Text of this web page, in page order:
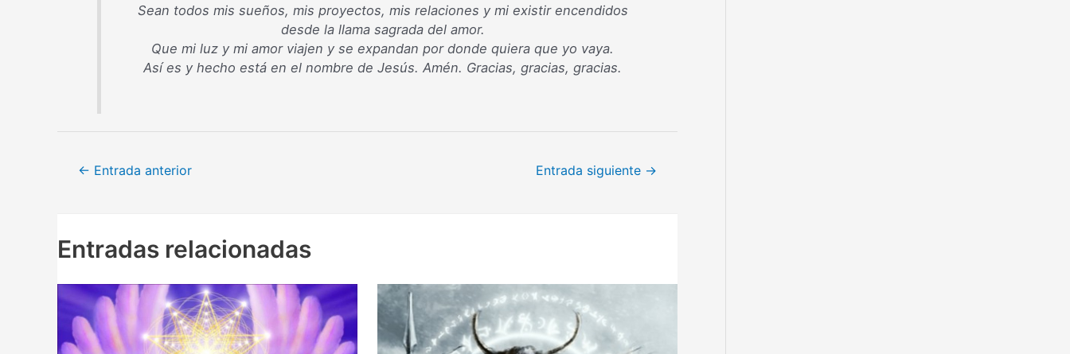
Sean todos mis sueños, mis proyectos, mis relaciones y mi existir encendidos
desde la llama sagrada del amor.
Que mi luz y mi amor viajen y se expandan por donde quiera que yo vaya.
Así es y hecho está en el nombre de Jesús. Amén. Gracias, gracias, gracias.
Navegación
← Entrada anterior Entrada siguiente →
Entradas relacionadas